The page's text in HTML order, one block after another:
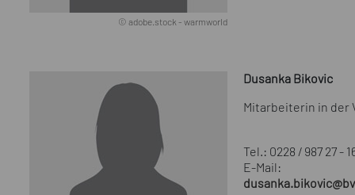
© adobe.stock - warmworld
Dusanka Bikovic
Mitarbeiterin in der
Tel.: 0228 / 987 27 -
E-Mail: